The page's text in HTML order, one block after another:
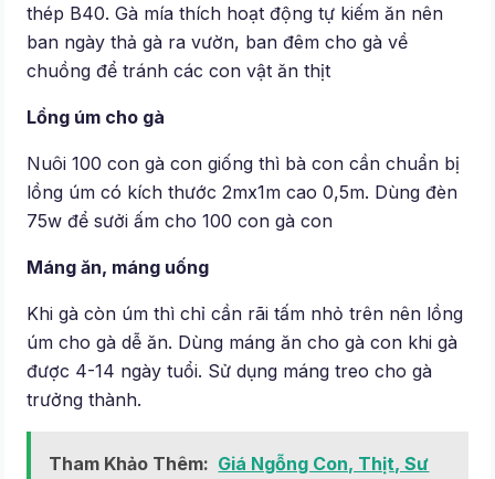
thép B40. Gà mía thích hoạt động tự kiếm ăn nên
ban ngày thả gà ra vườn, ban đêm cho gà về
chuồng để tránh các con vật ăn thịt
Lồng úm cho gà
Nuôi 100 con gà con giống thì bà con cần chuẩn bị
lồng úm có kích thước 2mx1m cao 0,5m. Dùng đèn
75w để sưởi ấm cho 100 con gà con
Máng ăn, máng uống
Khi gà còn úm thì chỉ cần rãi tấm nhỏ trên nên lồng
úm cho gà dễ ăn. Dùng máng ăn cho gà con khi gà
được 4-14 ngày tuổi. Sử dụng máng treo cho gà
trưởng thành.
Tham Khảo Thêm: Giá Ngỗng Con, Thịt, Sư